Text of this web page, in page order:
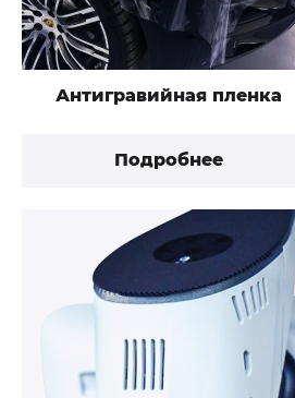
Антигравийная пленка
Подробнее